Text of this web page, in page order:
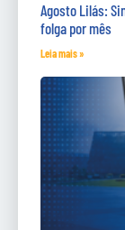
Agosto Lilás:
folga por mês
Leia mais »